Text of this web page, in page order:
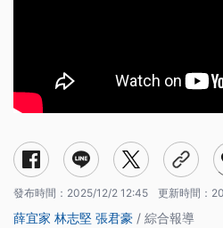
發布時間： 2025/12/2 12:45 更新時間：
薛宜家 林志堅 張君豪 / 綜合報導